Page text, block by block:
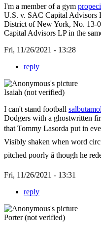
I'm a member of a gym
U.S. v. SAC Capital Advisors
District of New York, No. 13-
Capital Advisors LP in the
Fri, 11/26/2021 - 13:28
reply
Isaiah (not verified)
I can't stand football
Dodgers with a ghostwritten
that Tommy Lasorda put in
Visibly shaken when word
pitched poorly â though he
Fri, 11/26/2021 - 13:31
reply
Porter (not verified)